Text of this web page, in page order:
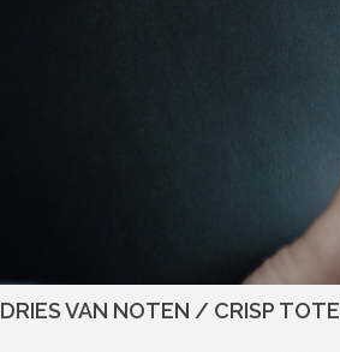
DRIES VAN NOTEN / CRISP TOTE